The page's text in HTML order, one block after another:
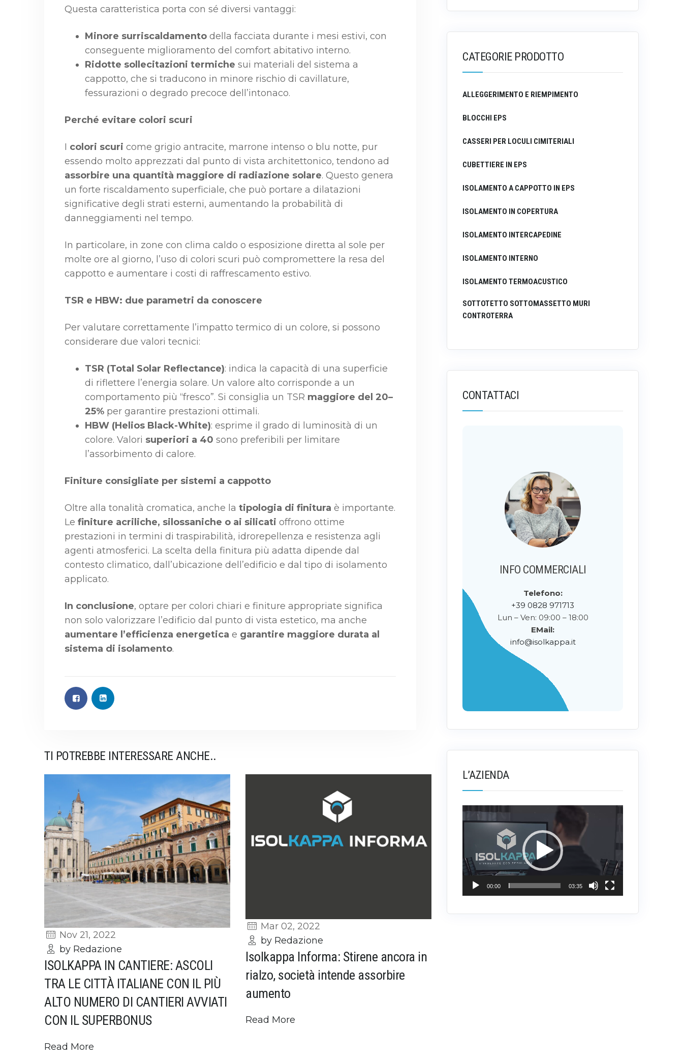
Questa caratteristica porta con sé diversi vantaggi:
Minore surriscaldamento della facciata durante i mesi estivi, con
conseguente miglioramento del comfort abitativo interno.
Ridotte sollecitazioni termiche sui materiali del sistema a
cappotto, che si traducono in minore rischio di cavillature,
fessurazioni o degrado precoce dell’intonaco.
Perché evitare colori scuri
I colori scuri come grigio antracite, marrone intenso o blu notte, pur
essendo molto apprezzati dal punto di vista architettonico, tendono ad
assorbire una quantità maggiore di radiazione solare. Questo genera
un forte riscaldamento superficiale, che può portare a dilatazioni
significative degli strati esterni, aumentando la probabilità di
danneggiamenti nel tempo.
In particolare, in zone con clima caldo o esposizione diretta al sole per
molte ore al giorno, l’uso di colori scuri può compromettere la resa del
cappotto e aumentare i costi di raffrescamento estivo.
TSR e HBW: due parametri da conoscere
Per valutare correttamente l’impatto termico di un colore, si possono
considerare due valori tecnici:
TSR (Total Solar Reflectance): indica la capacità di una superficie
di riflettere l’energia solare. Un valore alto corrisponde a un
comportamento più “fresco”. Si consiglia un TSR maggiore del 20–
25% per garantire prestazioni ottimali.
HBW (Helios Black-White): esprime il grado di luminosità di un
colore. Valori superiori a 40 sono preferibili per limitare
l’assorbimento di calore.
Finiture consigliate per sistemi a cappotto
Oltre alla tonalità cromatica, anche la tipologia di finitura è importante.
Le finiture acriliche, silossaniche o ai silicati offrono ottime
prestazioni in termini di traspirabilità, idrorepellenza e resistenza agli
agenti atmosferici. La scelta della finitura più adatta dipende dal
contesto climatico, dall’ubicazione dell’edificio e dal tipo di isolamento
applicato.
In conclusione, optare per colori chiari e finiture appropriate significa
non solo valorizzare l’edificio dal punto di vista estetico, ma anche
aumentare l’efficienza energetica e garantire maggiore durata al
sistema di isolamento.
TI POTREBBE INTERESSARE ANCHE..
Nov 21, 2022
by Redazione
ISOLKAPPA IN CANTIERE: ASCOLI
TRA LE CITTÀ ITALIANE CON IL PIÙ
ALTO NUMERO DI CANTIERI AVVIATI
CON IL SUPERBONUS
Read More
Mar 02, 2022
by Redazione
Isolkappa Informa: Stirene ancora in
rialzo, società intende assorbire
aumento
Read More
CATEGORIE PRODOTTO
ALLEGGERIMENTO E RIEMPIMENTO
BLOCCHI EPS
CASSERI PER LOCULI CIMITERIALI
CUBETTIERE IN EPS
ISOLAMENTO A CAPPOTTO IN EPS
ISOLAMENTO IN COPERTURA
ISOLAMENTO INTERCAPEDINE
ISOLAMENTO INTERNO
ISOLAMENTO TERMOACUSTICO
SOTTOTETTO SOTTOMASSETTO MURI
CONTROTERRA
CONTATTACI
INFO COMMERCIALI
Telefono:
+39 0828 971713
Lun – Ven: 09:00 – 18:00
EMail:
info@isolkappa.it
L’AZIENDA
Video
Player
00:00 03:35